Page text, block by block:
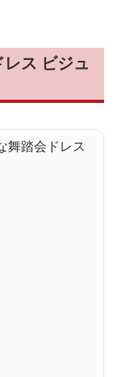
ス ビジュ